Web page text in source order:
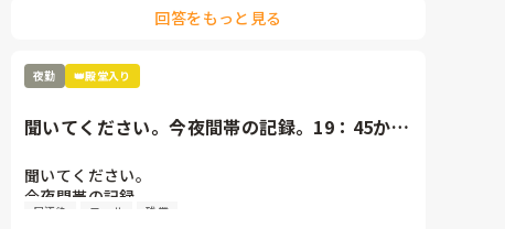
とかやれてます。
回答をもっと見る
夜勤 👑殿堂入り
聞いてください。今夜間帯の記録。19：45から
聞いてください。
今夜間帯の記録。
19：45からコール頻回。オムツ外し始まる。21時ズ
尿汚染 コール 残業